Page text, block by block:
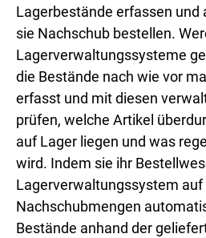
Lagerbestände erfassen und
sie Nachschub bestellen.
Lagerverwaltungssysteme
die Bestände nach wie vor
erfasst und mit diesen
prüfen, welche Artikel
auf Lager liegen und was
wird. Indem sie ihr
Lagerverwaltungssystem
Nachschubmengen
Bestände anhand der